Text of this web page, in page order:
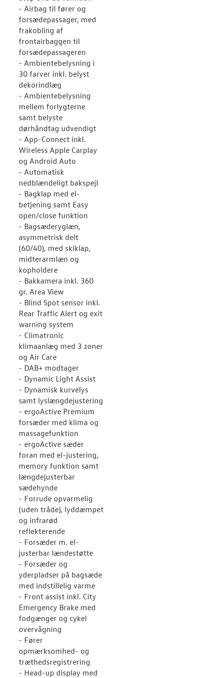
- Airbag til fører og
forsædepassager, med
frakobling af
frontairbaggen til
forsædepassageren
- Ambientebelysning i
30 farver inkl. belyst
dekorindlæg
- Ambientebelysning
mellem forlygterne
samt belyste
dørhåndtag udvendigt
- App-Connect inkl.
Wireless Apple Carplay
og Android Auto
- Automatisk
nedblændeligt bakspejl
- Bagklap med el-
betjening samt Easy
open/close funktion
- Bagsæderyglæn,
asymmetrisk delt
(60/40), med skiklap,
midterarmlæn og
kopholdere
- Bakkamera inkl. 360
gr. Area View
- Blind Spot sensor inkl.
Rear Traffic Alert og exit
warning system
- Climatronic
klimaanlæg med 3 zoner
og Air Care
- DAB+ modtager
- Dynamic Light Assist
- Dynamisk kurvelys
samt lyslængdejustering
- ergoActive Premium
forsæder med klima og
massagefunktion
- ergoActive sæder
foran med el-justering,
memory funktion samt
længdejusterbar
sædehynde
- Forrude opvarmelig
(uden tråde), lyddæmpet
og infrarød
reflekterende
- Forsæder m. el-
justerbar lændestøtte
- Forsæder og
yderpladser på bagsæde
med indstillelig varme
- Front assist inkl. City
Emergency Brake med
fodgænger og cykel
overvågning
- Fører
opmærksomhed- og
træthedsregistrering
- Head-up display med